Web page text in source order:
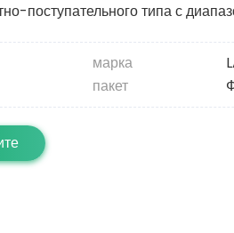
поступательного типа с
марка
пакет